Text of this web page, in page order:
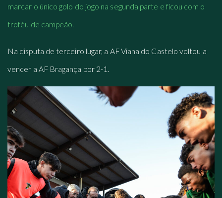
marcar o único golo do jogo na segunda parte e ficou com o
troféu de campeão.
Na disputa de terceiro lugar, a AF Viana do Castelo voltou a
vencer a AF Bragança por 2-1.